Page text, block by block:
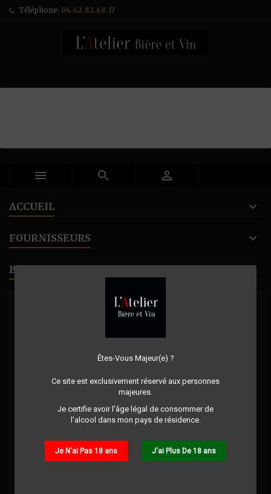
Téléphone: 04.42.82.68.17
Êtes-Vous Majeur(e) ?
Ce site est exclusivement réservé aux personnes
majeures.
Je certifie avoir l'âge légal de consommer de
l'alcool dans mon pays de résidence.
Je N'ai Pas 18 ans J'ai Plus De 18 ans
  
ACCUEIL
FOURNISSEURS
BANNER